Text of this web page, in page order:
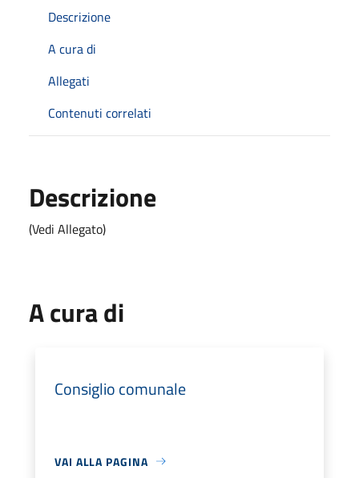
Descrizione
A cura di
Allegati
Contenuti correlati
Descrizione
(Vedi Allegato)
A cura di
Consiglio comunale
VAI ALLA PAGINA